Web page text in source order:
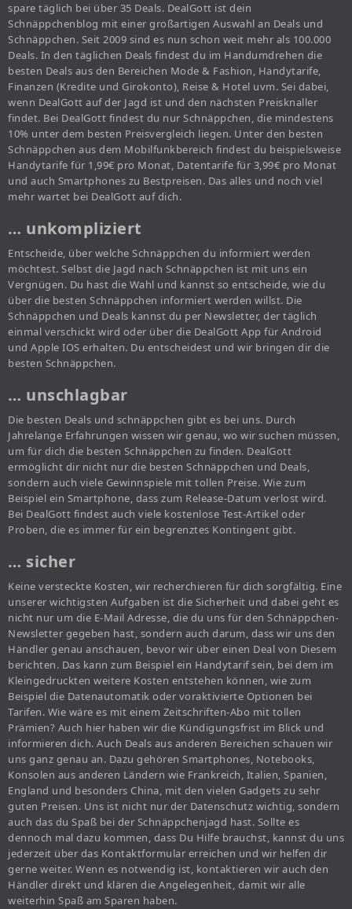
spare täglich bei über 35 Deals. DealGott ist dein
Schnäppchenblog mit einer großartigen Auswahl an Deals und
Schnäppchen. Seit 2009 sind es nun schon weit mehr als 100.000
Deals. In den täglichen Deals findest du im Handumdrehen die
besten Deals aus den Bereichen Mode & Fashion, Handytarife,
Finanzen (Kredite und Girokonto), Reise & Hotel uvm. Sei dabei,
wenn DealGott auf der Jagd ist und den nächsten Preisknaller
findet. Bei DealGott findest du nur Schnäppchen, die mindestens
10% unter dem besten Preisvergleich liegen. Unter den besten
Schnäppchen aus dem Mobilfunkbereich findest du beispielsweise
Handytarife für 1,99€ pro Monat, Datentarife für 3,99€ pro Monat
und auch Smartphones zu Bestpreisen. Das alles und noch viel
mehr wartet bei DealGott auf dich.
… unkompliziert
Entscheide, über welche Schnäppchen du informiert werden
möchtest. Selbst die Jagd nach Schnäppchen ist mit uns ein
Vergnügen. Du hast die Wahl und kannst so entscheide, wie du
über die besten Schnäppchen informiert werden willst. Die
Schnäppchen und Deals kannst du per Newsletter, der täglich
einmal verschickt wird oder über die DealGott App für Android
und Apple IOS erhalten. Du entscheidest und wir bringen dir die
besten Schnäppchen.
… unschlagbar
Die besten Deals und schnäppchen gibt es bei uns. Durch
Jahrelange Erfahrungen wissen wir genau, wo wir suchen müssen,
um für dich die besten Schnäppchen zu finden. DealGott
ermöglicht dir nicht nur die besten Schnäppchen und Deals,
sondern auch viele Gewinnspiele mit tollen Preise. Wie zum
Beispiel ein Smartphone, dass zum Release-Datum verlost wird.
Bei DealGott findest auch viele kostenlose Test-Artikel oder
Proben, die es immer für ein begrenztes Kontingent gibt.
… sicher
Keine versteckte Kosten, wir recherchieren für dich sorgfältig. Eine
unserer wichtigsten Aufgaben ist die Sicherheit und dabei geht es
nicht nur um die E-Mail Adresse, die du uns für den Schnäppchen-
Newsletter gegeben hast, sondern auch darum, dass wir uns den
Händler genau anschauen, bevor wir über einen Deal von Diesem
berichten. Das kann zum Beispiel ein Handytarif sein, bei dem im
Kleingedruckten weitere Kosten entstehen können, wie zum
Beispiel die Datenautomatik oder voraktivierte Optionen bei
Tarifen. Wie wäre es mit einem Zeitschriften-Abo mit tollen
Prämien? Auch hier haben wir die Kündigungsfrist im Blick und
informieren dich. Auch Deals aus anderen Bereichen schauen wir
uns ganz genau an. Dazu gehören Smartphones, Notebooks,
Konsolen aus anderen Ländern wie Frankreich, Italien, Spanien,
England und besonders China, mit den vielen Gadgets zu sehr
guten Preisen. Uns ist nicht nur der Datenschutz wichtig, sondern
auch das du Spaß bei der Schnäppchenjagd hast. Sollte es
dennoch mal dazu kommen, dass Du Hilfe brauchst, kannst du uns
jederzeit über das Kontaktformular erreichen und wir helfen dir
gerne weiter. Wenn es notwendig ist, kontaktieren wir auch den
Händler direkt und klären die Angelegenheit, damit wir alle
weiterhin Spaß am Sparen haben.